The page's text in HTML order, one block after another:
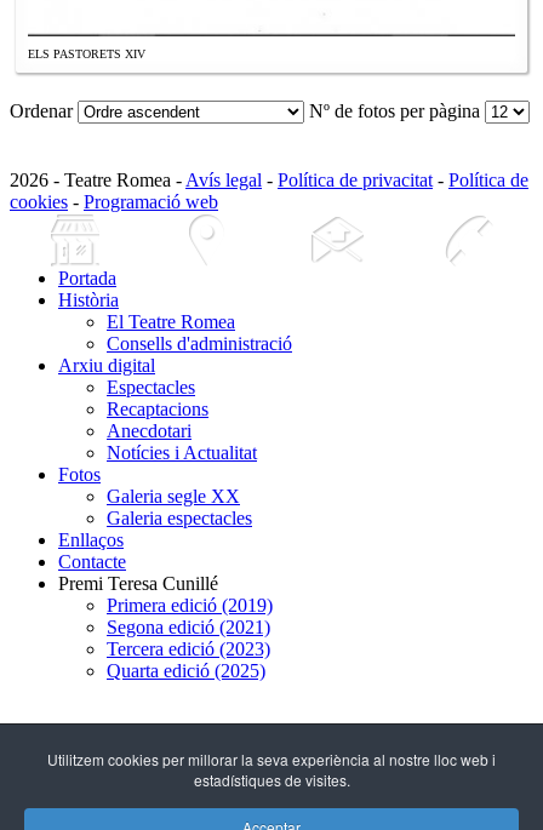
ELS PASTORETS XIV
Ordenar Nº de fotos per pàgina
2026 - Teatre Romea - Avís legal - Política de privacitat - Política de
cookies - Programació web
Portada
Història
El Teatre Romea
Consells d'administració
Arxiu digital
Espectacles
Recaptacions
Anecdotari
Notícies i Actualitat
Fotos
Galeria segle XX
Galeria espectacles
Enllaços
Contacte
Premi Teresa Cunillé
Primera edició (2019)
Segona edició (2021)
Tercera edició (2023)
Quarta edició (2025)
(08001 - Barcelona)
Utilitzem cookies per millorar la seva experiència al nostre lloc web i
estadístiques de visites.